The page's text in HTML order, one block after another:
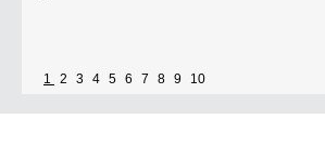
1 2 3 4 5 6 7 8 9 10